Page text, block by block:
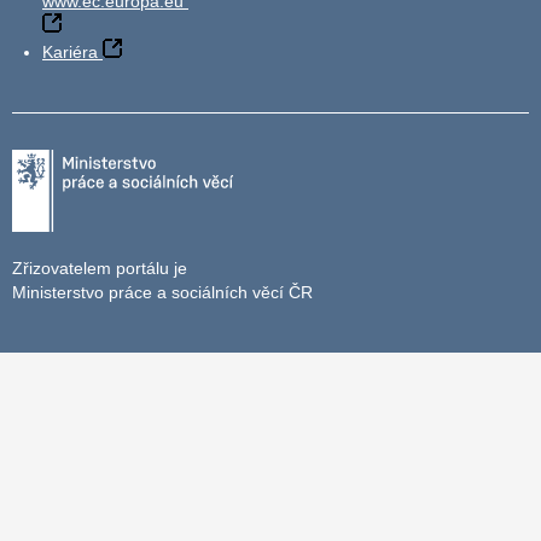
Kariéra
Zřizovatelem portálu je
Ministerstvo práce a sociálních věcí ČR